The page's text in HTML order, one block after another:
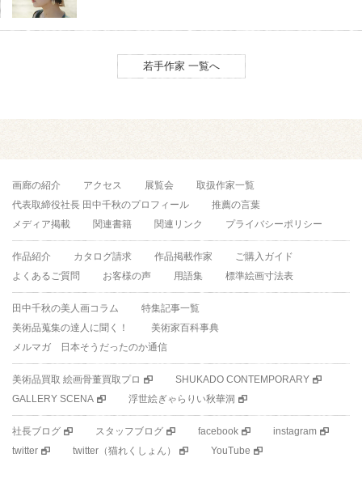
若手作家 一覧へ
画廊の紹介 アクセス 展覧会
取扱作家一覧
代表取締役社長 田中千秋のプロフィール
推薦の言葉
メディア掲載
関連書籍 関連リンク プライバシーポリシー
作品紹介 カタログ請求 作品掲載作家
ご購入ガイド
よくあるご質問
お客様の声 用語集 標準絵画寸法表
田中千秋の美人画コラム
特集記事一覧
美術品蒐集の達人に聞く！
美術家百科事典
メルマガ 日本そうだったのか通信
美術品買取 絵画骨董買取プロ
SHUKADO CONTEMPORARY
GALLERY SCENA
浮世絵ぎゃらりい秋華洞
社長ブログ スタッフブログ facebook
instagram
twitter
twitter（猫れくしょん） YouTube